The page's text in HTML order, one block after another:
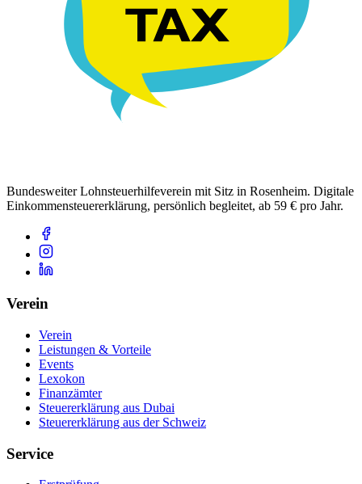
Bundesweiter Lohnsteuerhilfeverein mit Sitz in Rosenheim. Digitale
Einkommensteuererklärung, persönlich begleitet, ab 59 € pro Jahr.
Verein
Verein
Leistungen & Vorteile
Events
Lexokon
Finanzämter
Steuererklärung aus Dubai
Steuererklärung aus der Schweiz
Service